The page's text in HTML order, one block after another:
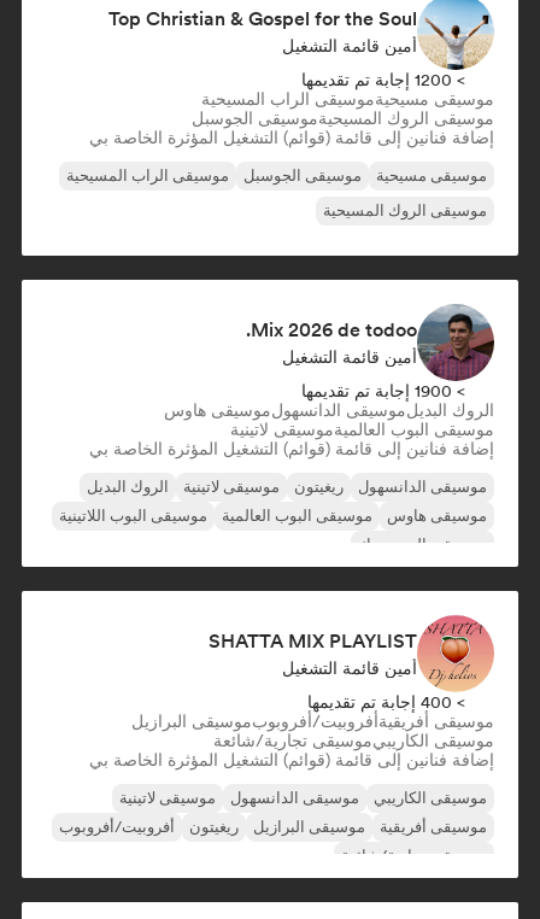
Top Christian & Gospel for the Soul
أمين قائمة التشغيل
> 1200 إجابة تم تقديمها
موسيقى مسيحيةموسيقى الراب المسيحية
موسيقى الروك المسيحيةموسيقى الجوسبل
إضافة فنانين إلى قائمة (قوائم) التشغيل المؤثرة الخاصة بي
موسيقى مسيحية موسيقى الجوسبل
موسيقى الراب المسيحية
موسيقى الروك المسيحية
Mix 2026 de todoo.
أمين قائمة التشغيل
> 1900 إجابة تم تقديمها
الروك البديلموسيقى الدانسهولموسيقى هاوس
موسيقى البوب العالميةموسيقى لاتينية
إضافة فنانين إلى قائمة (قوائم) التشغيل المؤثرة الخاصة بي
موسيقى الدانسهول ريغيتون موسيقى لاتينية
الروك البديل
موسيقى هاوس
موسيقى البوب العالمية
موسيقى البوب اللاتينية
موسيقى البوب روك
SHATTA MIX PLAYLIST
أمين قائمة التشغيل
> 400 إجابة تم تقديمها
موسيقى أفريقيةأفروبيت/أفروبوبموسيقى البرازيل
موسيقى الكاريبيموسيقى تجارية/شائعة
إضافة فنانين إلى قائمة (قوائم) التشغيل المؤثرة الخاصة بي
موسيقى الكاريبي موسيقى الدانسهول
موسيقى لاتينية
موسيقى أفريقية
موسيقى البرازيل ريغيتون
أفروبيت/أفروبوب
موسيقى تجارية/شائعة